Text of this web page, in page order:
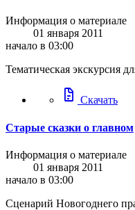
Информация о материале
01 января 2011
начало в 03:00
Тематическая экскурсия
docs Скачать
Старые сказки о главном
Информация о материале
01 января 2011
начало в 03:00
Сценарий Новогоднего